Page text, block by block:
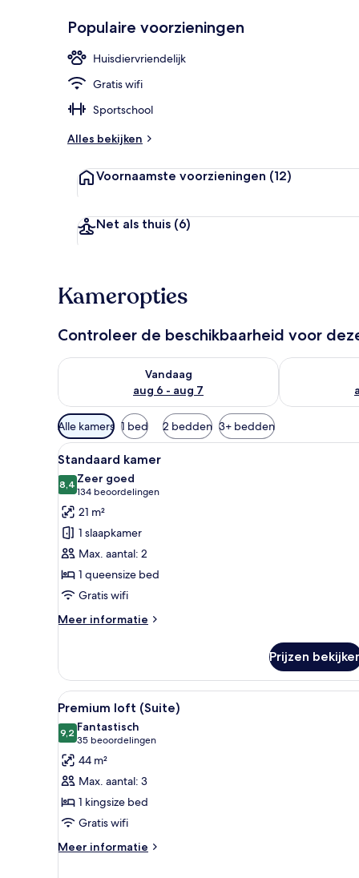
Populaire voorzieningen
Huisdiervriendelijk
Gratis wifi
Sportschool
Alles bekijken
Voornaamste voorzieningen (12)
Net als thuis (6)
Kameropties
Controleer de beschikbaarheid voor
Vandaag
aug 6 - aug 7
De beschikbaarheid controleren voor vanavond aug
De
Beschikbare
filters
voor
kamers
Alle kamers 1 bed 2 bedden 3+ bedden
Alle
foto's
voor
Standaard
kamer
laden
Hotelkamer met een groot
6
Standaard kamer
8,48,4 van 10
Zeer goed
134 beoordelingen
(134
beoordelingen)
21 m²
1 slaapkamer
Max. aantal: 2
1 queensize bed
Gratis wifi
Meer informatie
Meer
kamer
Prijzen
Alle
foto's
voor
Premium
loft
(Suite)
laden
Hotelkamer met een groot
9
Premium loft (Suite)
9,29,2 van 10
Fantastisch
35 beoordelingen
(35
beoordelingen)
44 m²
Max. aantal: 3
1 kingsize bed
Gratis wifi
Meer informatie
Meer